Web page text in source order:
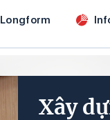
Longform
Xây